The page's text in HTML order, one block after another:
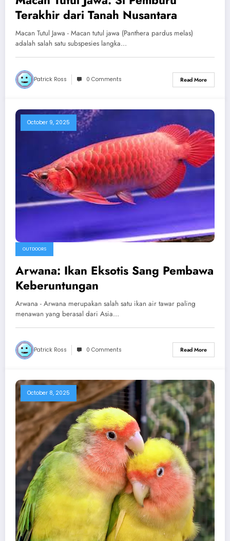
Terakhir dari Tanah Nusantara
Macan Tutul Jawa - Macan tutul jawa (Panthera pardus melas)
adalah salah satu subspesies langka…
Patrick Ross 0 Comments Read More
October 9, 2025
OUTDOORS
Arwana: Ikan Eksotis Sang Pembawa
Keberuntungan
Arwana - Arwana merupakan salah satu ikan air tawar paling
menawan yang berasal dari Asia…
Patrick Ross 0 Comments Read More
October 8, 2025